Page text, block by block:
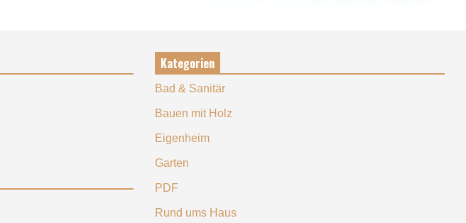
Kategorien
Bad & Sanitär
Bauen mit Holz
Eigenheim
Garten
PDF
Rund ums Haus